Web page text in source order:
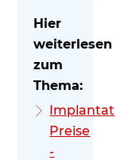
Implantat
Preise
-